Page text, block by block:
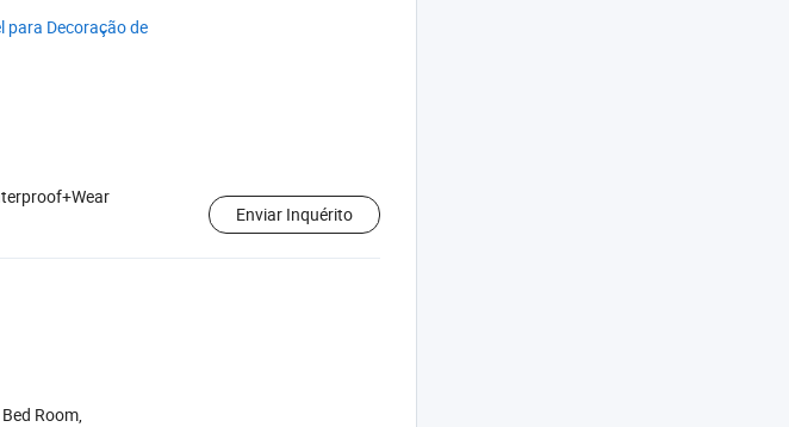
para Decoração de
Enviar Inquérito
Room,